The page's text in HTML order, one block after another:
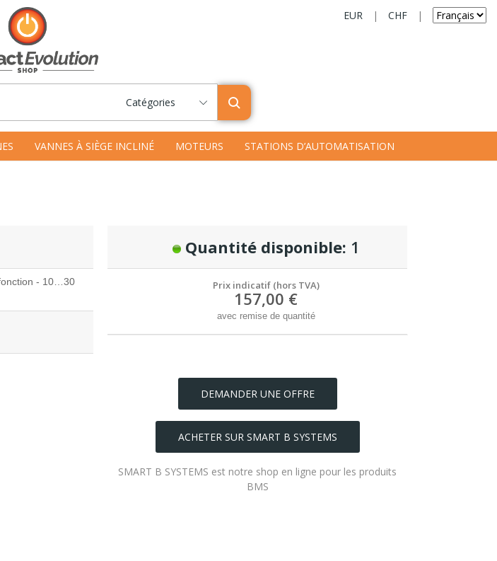
Catégories
EUR | CHF |
VANNES À SIÈGE INCLINÉ MOTEURS STATIONS D’AUTOMATISATION
- 10…30
Quantité disponible: 1
Prix indicatif (hors TVA)
157,00 €
avec remise de quantité
DEMANDER UNE OFFRE
ACHETER SUR SMART B SYSTEMS
SMART B SYSTEMS est notre shop en ligne pour les produits
BMS